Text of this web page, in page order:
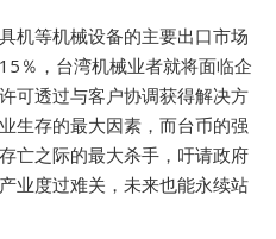
机等机械设备的主要出口市场
％，台湾机械业者就将面临企
可透过与客户协调获得解决方
生存的最大因素，而台币的强
亡之际的最大杀手，吁请政府
业度过难关，未来也能永续站